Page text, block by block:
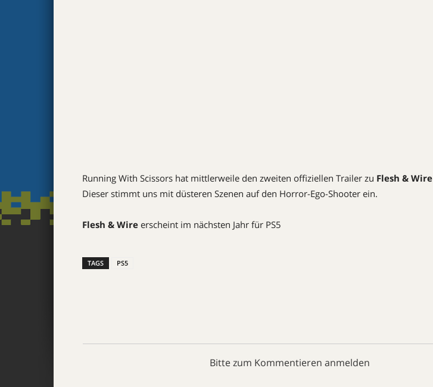
Running With Scissors hat mittlerweile den zweiten offiziellen Trailer zu Flesh & Wire
Dieser stimmt uns mit düsteren Szenen auf den Horror-Ego-Shooter ein.
Flesh & Wire erscheint im nächsten Jahr für PS5
TAGS PS5
Bitte zum Kommentieren anmelden